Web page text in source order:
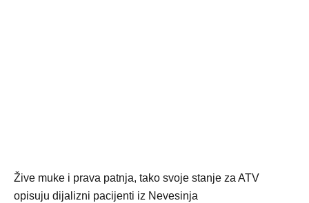
Žive muke i prava patnja, tako svoje stanje za ATV
opisuju dijalizni pacijenti iz Nevesinja